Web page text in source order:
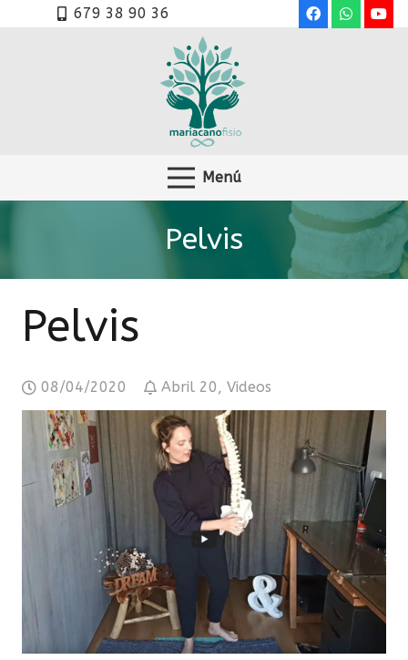
679 38 90 36
Menú
Pelvis
Pelvis
08/04/2020 Abril 20 , Videos